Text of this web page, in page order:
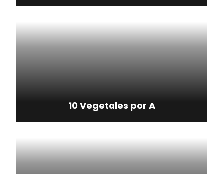
10 Vegetales por A